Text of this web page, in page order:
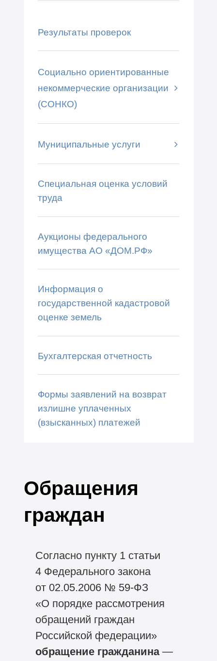
Результаты проверок
Социально ориентированные
некоммерческие организации
(СОНКО)
Муниципальные услуги
Специальная оценка условий
труда
Аукционы федерального
имущества АО «ДОМ.РФ»
Информация о
государственной кадастровой
оценке земель
Бухгалтерская отчетность
Формы заявлений на возврат
излишне уплаченных
(взысканных) платежей
Обращения
граждан
Согласно пункту 1 статьи
4 Федерального закона
от 02.05.2006 № 59-ФЗ
«О порядке рассмотрения
обращений граждан
Российской федерации»
обращение гражданина—